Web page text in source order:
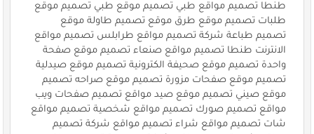
طنطا تصميم مواقع طبي تصميم موقع طبي تصميم موقع
طلبات تصميم موقع طرق موقع تصميم طاولة موقع
تصميم طباعة شركة تصميم مواقع طرابلس تصميم مواقع
الانترنت طنطا تصميم مواقع صنعاء تصميم موقع صفحة
واحدة تصميم موقع صحيفة الكترونية تصميم موقع صيدلية
تصميم موقع صفحات مزورة تصميم موقع صراحه تصميم
موقع صيني تصميم موقع صيد مواقع تصميم صفحات ويب
مواقع تصميم صورك تصميم مواقع شخصية تصميم مواقع
شات تصميم مواقع شراء تصميم مواقع شركة تصميم